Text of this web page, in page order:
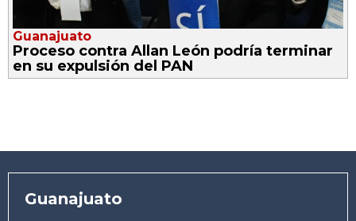
Guanajuato
Proceso contra Allan León podría terminar
en su expulsión del PAN
Guanajuato